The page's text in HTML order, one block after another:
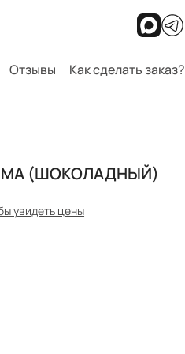
Отзывы Как сделать заказ?
(ШОКОЛАДНЫЙ)
увидеть цены